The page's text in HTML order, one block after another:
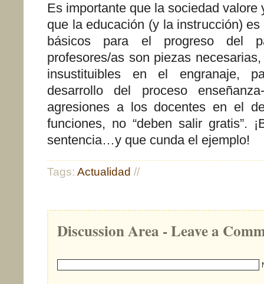
Es importante que la sociedad valore
que la educación (y la instrucción)
básicos para el progreso del
profesores/as son piezas
insustituibles en el engranaje,
desarrollo del proceso
agresiones a los docentes en el
funciones, no “deben salir gratis”.
sentencia…y que cunda el ejemplo!
Tags: Actualidad //
Discussion Area - Leave a